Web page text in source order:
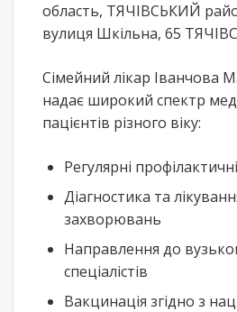
область, ТЯЧІВСЬКИЙ
вулиця Шкільна, 65
Сімейний лікар Іванчова
надає широкий спектр
пацієнтів різного віку:
Регулярні
Діагностика та
захворювань
Направлення до
спеціалістів
Вакцинація згідно з